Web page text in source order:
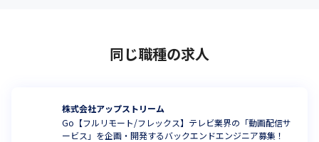
同じ職種の求人
株式会社アップストリーム
Go【フルリモート/フレックス】テレビ業界の「動画配信サ
ービス」を企画・開発するバックエンドエンジニア募集！